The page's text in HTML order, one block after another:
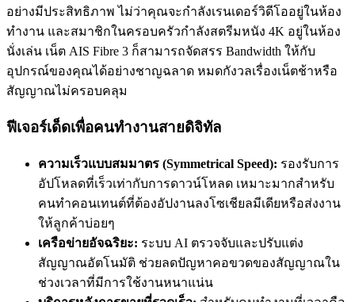
อย่างมีประสิทธิภาพ ไม่ว่าคุณจะกำลังเรนเดอร์วิดีโออยู่ในห้อง
ทำงาน และสมาชิกในครอบครัวกำลังสตรีมหนัง 4K อยู่ในห้อง
นั่งเล่น เน็ต AIS Fibre 3 ก็สามารถจัดสรร Bandwidth ให้กับ
อุปกรณ์ของคุณได้อย่างชาญฉลาด หมดกังวลเรื่องเน็ตช้าหรือ
สัญญาณไม่ครอบคลุม
ฟีเจอร์เด็ดเพื่อคนทำงานสายดิจิทัล
ความเร็วแบบสมมาตร (Symmetrical Speed): รองรับการ
อัปโหลดที่เร็วเท่ากับการดาวน์โหลด เหมาะมากสำหรับ
คนทำคอนเทนต์ที่ต้องอัปงานลงโซเชียลมีเดียหรือส่งงาน
ให้ลูกค้าบ่อยๆ
เครือข่ายอัจฉริยะ: ระบบ AI ตรวจจับและปรับแต่ง
สัญญาณอัตโนมัติ ช่วยลดปัญหาคอขวดของสัญญาณใน
ช่วงเวลาที่มีการใช้งานหนาแน่น